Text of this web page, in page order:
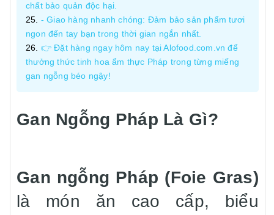
chất bảo quản độc hại.
- Giao hàng nhanh chóng: Đảm bảo sản phẩm tươi
ngon đến tay bạn trong thời gian ngắn nhất.
👉 Đặt hàng ngay hôm nay tại Alofood.com.vn để
thưởng thức tinh hoa ẩm thực Pháp trong từng miếng
gan ngỗng béo ngậy!
Gan Ngỗng Pháp Là Gì?
Gan ngỗng Pháp (Foie Gras)
là món ăn cao cấp, biểu